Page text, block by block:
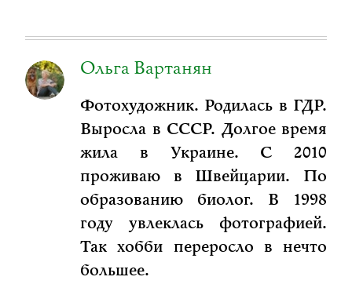
Ольга Вартанян
Фотохудожник. Родилась в ГДР.
Выросла в СССР. Долгое время
жила в Украине. С 2010
проживаю в Швейцарии. По
образованию биолог. В 1998
году увлеклась фотографией.
Так хобби переросло в нечто
большее.